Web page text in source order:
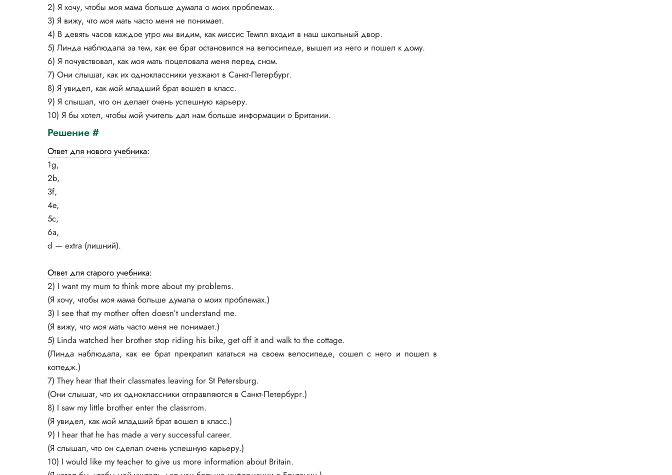
2) Я хочу, чтобы моя мама больше думала о моих проблемах.
3) Я вижу, что моя мать часто меня не понимает.
4) В девять часов каждое утро мы видим, как миссис Темпл входит в наш школьный двор.
5) Линда наблюдала за тем, как ее брат остановился на велосипеде, вышел из него и пошел к дому.
6) Я почувствовал, как моя мать поцеловала меня перед сном.
7) Они слышат, как их одноклассники уезжают в Санкт-Петербург.
8) Я увидел, как мой младший брат вошел в класс.
9) Я слышал, что он делает очень успешную карьеру.
10) Я бы хотел, чтобы мой учитель дал нам больше информации о Британии.
Решение #
Ответ для нового учебника:
1g,
2b,
3f,
4e,
5c,
6a,
d — extra (лишний).
Ответ для старого учебника:
2) I want my mum to think more about my problems.
(Я хочу, чтобы моя мама больше думала о моих проблемах.)
3) I see that my mother often doesn’t understand me.
(Я вижу, что моя мать часто меня не понимает.)
5) Linda watched her brother stop riding his bike, get off it and walk to the cottage.
(Линда наблюдала, как ее брат прекратил кататься на своем велосипеде, сошел с него и пошел в
коттедж.)
7) They hear that their classmates leaving for St Petersburg.
(Они слышат, что их одноклассники отправляются в Санкт-Петербург.)
8) I saw my little brother enter the classrrom.
(Я увидел, как мой младший брат вошел в класс.)
9) I hear that he has made a very successful career.
(Я слышал, что он сделал очень успешную карьеру.)
10) I would like my teacher to give us more information about Britain.